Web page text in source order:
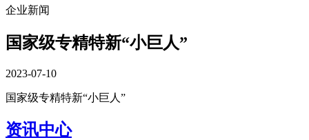
企业新闻
国家级专精特新“小巨人”
2023-07-10
国家级专精特新“小巨人”
资讯中心